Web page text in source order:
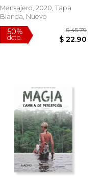
50%
dcto.
Mensajero, 2020, Tapa
Blanda, Nuevo